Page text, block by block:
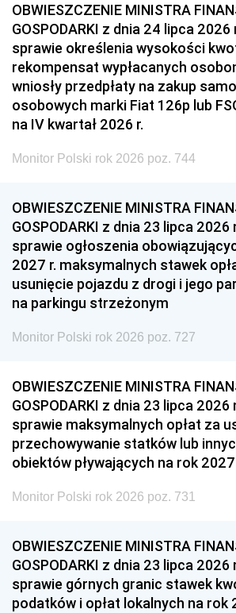
OBWIESZCZENIE MINISTRA
GOSPODARKI z dnia 24 lipca 2026
sprawie określenia wysokości
rekompensat wypłacanych
wniosły przedpłaty na zakup
osobowych marki Fiat 126p lub
na IV kwartał 2026 r.
Monitor Polski rok 2026 poz. 744
OBWIESZCZENIE MINISTRA
GOSPODARKI z dnia 23 lipca 2026
sprawie ogłoszenia
2027 r. maksymalnych stawek
usunięcie pojazdu z drogi i jego
na parkingu strzeżonym
Monitor Polski rok 2026 poz. 727
OBWIESZCZENIE MINISTRA
GOSPODARKI z dnia 23 lipca 2026
sprawie maksymalnych opłat za
przechowywanie statków lub
obiektów pływających na rok 2027
Monitor Polski rok 2026 poz. 731
OBWIESZCZENIE MINISTRA
GOSPODARKI z dnia 23 lipca 2026
sprawie górnych granic stawek
podatków i opłat lokalnych na rok